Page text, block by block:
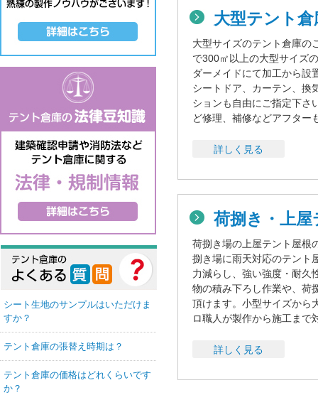
大型テント
大型サイズのテント倉庫の
で300㎡以上の大型サイズ
ダーメイドにて加工から設
シートドア、カーテン、換
ションも自由にご指定下さ
ど修理、補修などアフター
詳しく見る
荷捌き・上屋
荷捌き場の上屋テント屋根
捌き場に雨天対応のテント
力減らし、強い強度・耐久
物の積み下ろし作業や、荷
頂けます。小型サイズから
ロ職人が製作から施工まで
詳しく見る
シート生地のサンプルはいただけま
すか？
テント倉庫の張替え時期は？
テント倉庫の価格はどれくらいです
か？